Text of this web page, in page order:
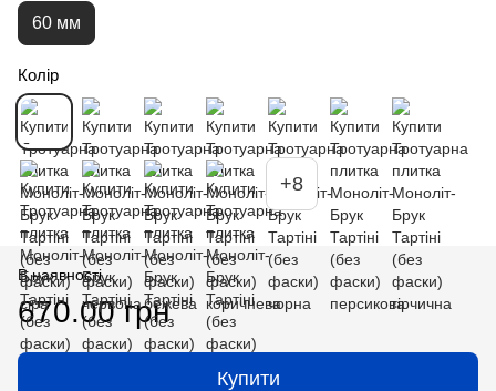
60 мм
Колір
+8
В наявності
670.00 грн
Купити